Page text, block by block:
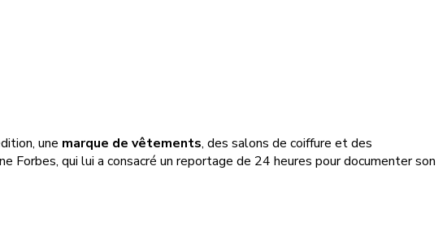
une marque de vêtements, des salons de coiffure et des
Forbes, qui lui a consacré un reportage de 24 heures pour documenter son